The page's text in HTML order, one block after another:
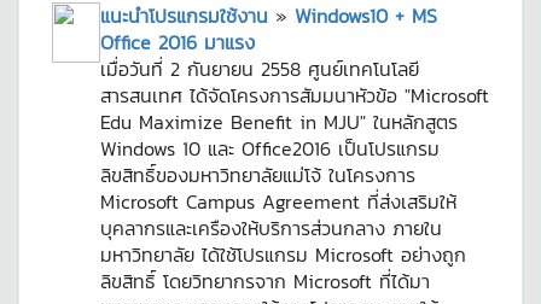
แนะนำโปรแกรมใช้งาน » Windows10 + MS
Office 2016 มาแรง
เมื่อวันที่ 2 กันยายน 2558 ศูนย์เทคโนโลยี
สารสนเทศ ได้จัดโครงการสัมมนาหัวข้อ "Microsoft
Edu Maximize Benefit in MJU" ในหลักสูตร
Windows 10 และ Office2016 เป็นโปรแกรม
ลิขสิทธิ์ของมหาวิทยาลัยแม่โจ้ ในโครงการ
Microsoft Campus Agreement ที่ส่งเสริมให้
บุคลากรและเครืองให้บริการส่วนกลาง ภายใน
มหาวิทยาลัย ได้ใช้โปรแกรม Microsoft อย่างถูก
ลิขสิทธิ์ โดยวิทยากรจาก Microsoft ที่ได้มา